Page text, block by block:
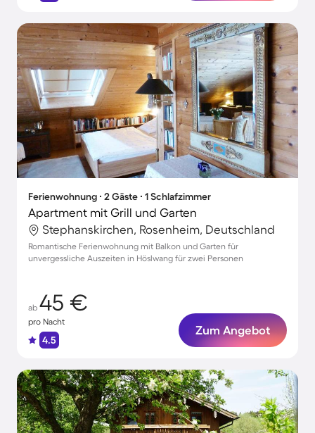
Ferienwohnung ∙ 2 Gäste ∙ 1 Schlafzimmer
Apartment mit Grill und Garten
Stephanskirchen, Rosenheim, Deutschland
Romantische Ferienwohnung mit Balkon und Garten für
unvergessliche Auszeiten in Höslwang für zwei Personen
ab 45 €
pro Nacht
4.5
Zum Angebot